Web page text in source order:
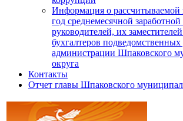
Информация о рассчитываемой
год среднемесячной заработной
руководителей, их
бухгалтеров
администрации Шпаковского
округа
Контакты
Отчет главы Шпаковского